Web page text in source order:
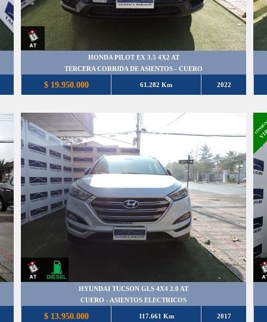
HONDA PILOT EX 3.5 4X2 AT
TERCERA CORRIDA DE ASIENTOS - CUERO
$ 19.950.000 61.282 Km 2022
HYUNDAI TUCSON GLS 4X4 2.0 AT
CUERO - ASIENTOS ELECTRICOS
$ 13.950.000 117.661 Km 2017